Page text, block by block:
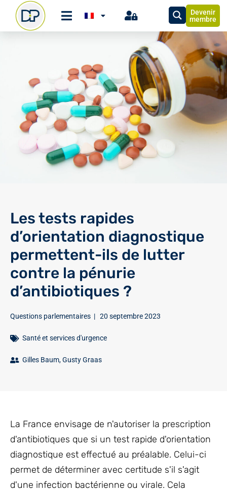
Devenir
membre
Les tests rapides
d’orientation diagnostique
permettent-ils de lutter
contre la pénurie
d’antibiotiques ?
Questions parlementaires | 20 septembre 2023
Santé et services d'urgence
Gilles Baum,Gusty Graas
La France envisage de n'autoriser la prescription
d'antibiotiques que si un test rapide d'orientation
diagnostique est effectué au préalable. Celui-ci
permet de déterminer avec certitude s'il s'agit
d'une infection bactérienne ou virale. Cela